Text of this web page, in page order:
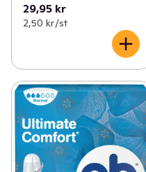
29,95 kr
2,50 kr /st